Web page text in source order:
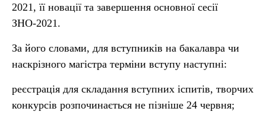
2021, її новації та завершення основної сесії
ЗНО-2021.
За його словами, для вступників на бакалавра чи
наскрізного магістра терміни вступу наступні:
реєстрація для складання вступних іспитів, творчих
конкурсів розпочинається не пізніше 24 червня;